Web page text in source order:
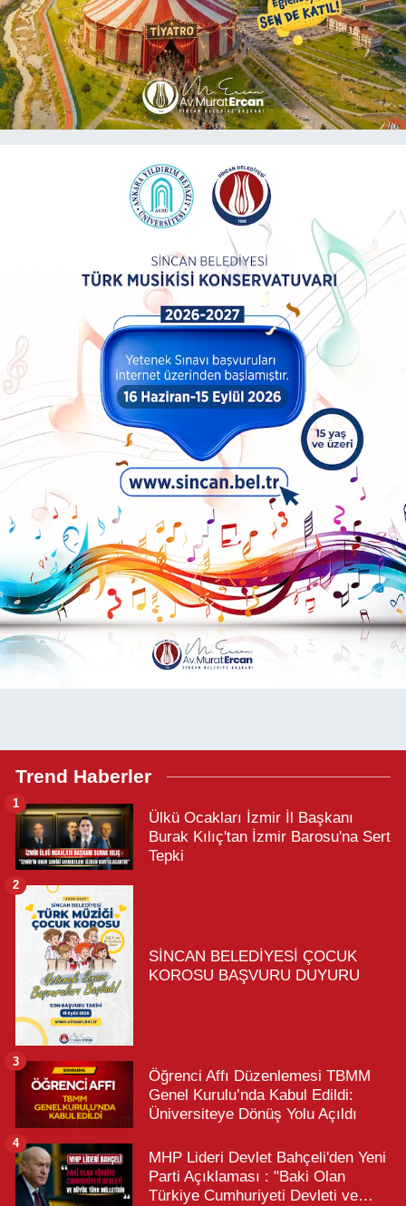
Trend Haberler
Ülkü Ocakları İzmir İl Başkanı
Burak Kılıç'tan İzmir Barosu'na Sert
Tepki
1
SİNCAN BELEDİYESİ ÇOCUK
KOROSU BAŞVURU DUYURU
2
Öğrenci Affı Düzenlemesi TBMM
Genel Kurulu’nda Kabul Edildi:
Üniversiteye Dönüş Yolu Açıldı
3
MHP Lideri Devlet Bahçeli'den Yeni
Parti Açıklaması : "Baki Olan
Türkiye Cumhuriyeti Devleti ve
4